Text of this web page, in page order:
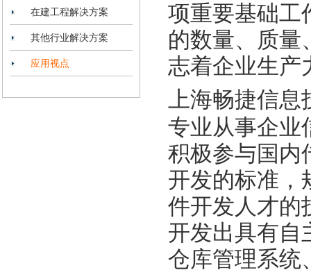
在建工程解决方案
其他行业解决方案
应用视点
项重要基础工
的数量、质量
志着企业生产
上海畅捷信息
专业从事企业
积极参与国内
开发的标准，
件开发人才的
开发出具有自
仓库管理系统